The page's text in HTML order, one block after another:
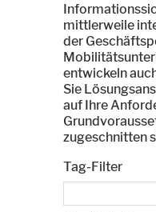
mittlerweile
der
entwickeln
Sie
auf Ihre
zugeschnitten
Tag-Filter